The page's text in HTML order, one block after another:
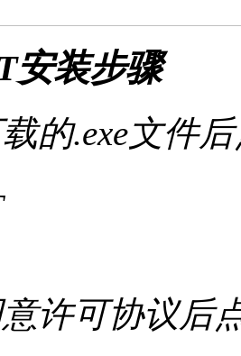
安装步骤
的.exe文件
许可协议后